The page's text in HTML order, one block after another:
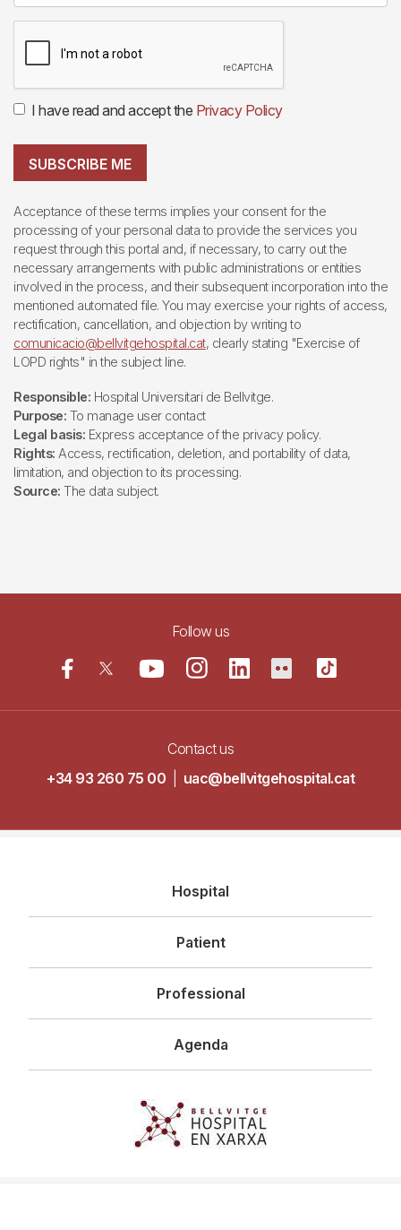
I have read and accept the Privacy Policy
SUBSCRIBE ME
Acceptance of these terms implies your consent for the
processing of your personal data to provide the services you
request through this portal and, if necessary, to carry out the
necessary arrangements with public administrations or entities
involved in the process, and their subsequent incorporation into the
mentioned automated file. You may exercise your rights of access,
rectification, cancellation, and objection by writing to
comunicacio@bellvitgehospital.cat, clearly stating "Exercise of
LOPD rights" in the subject line.
Responsible: Hospital Universitari de Bellvitge.
Purpose: To manage user contact
Legal basis: Express acceptance of the privacy policy.
Rights: Access, rectification, deletion, and portability of data,
limitation, and objection to its processing.
Source: The data subject.
Follow us
Contact us
+34 93 260 75 00
uac@bellvitgehospital.cat
principal
Hospital
Patient
Professional
Agenda